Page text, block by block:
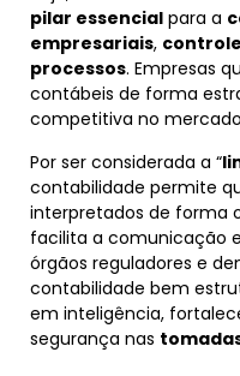
pilar essencial para a
empresariais,
processos. Empresas
contábeis de forma
competitiva no
Por ser considerada a “
contabilidade permite
interpretados de forma
facilita a comunicação
órgãos reguladores e
contabilidade bem
em inteligência,
segurança nas